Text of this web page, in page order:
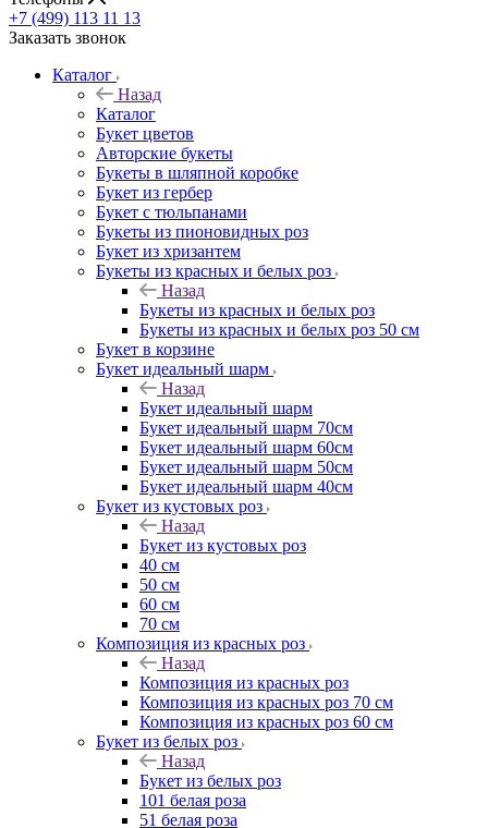
+7 (499) 113 11 13
Заказать звонок
Каталог
Назад
Каталог
Букет цветов
Авторские букеты
Букеты в шляпной коробке
Букет из гербер
Букет с тюльпанами
Букеты из пионовидных роз
Букет из хризантем
Букеты из красных и белых роз
Назад
Букеты из красных и белых роз
Букеты из красных и белых роз 50 см
Букет в корзине
Букет идеальный шарм
Назад
Букет идеальный шарм
Букет идеальный шарм 70см
Букет идеальный шарм 60см
Букет идеальный шарм 50см
Букет идеальный шарм 40см
Букет из кустовых роз
Назад
Букет из кустовых роз
40 см
50 см
60 см
70 см
Композиция из красных роз
Назад
Композиция из красных роз
Композиция из красных роз 70 см
Композиция из красных роз 60 см
Букет из белых роз
Назад
Букет из белых роз
101 белая роза
51 белая роза